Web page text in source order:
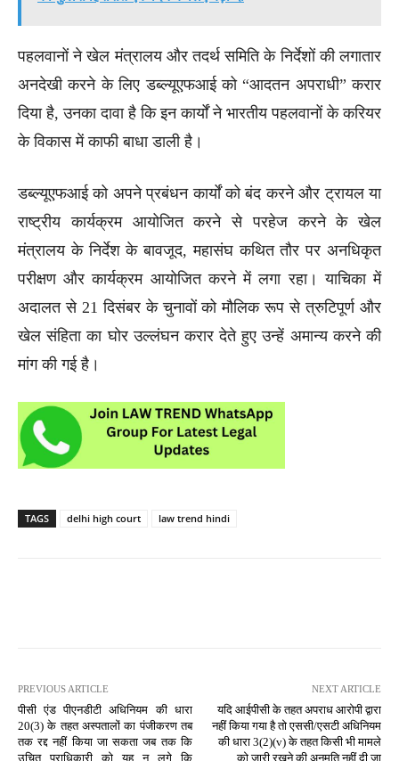
पहलवानों ने खेल मंत्रालय और तदर्थ समिति के निर्देशों की लगातार
अनदेखी करने के लिए डब्ल्यूएफआई को “आदतन अपराधी” करार
दिया है, उनका दावा है कि इन कार्यों ने भारतीय पहलवानों के करियर
के विकास में काफी बाधा डाली है।
डब्ल्यूएफआई को अपने प्रबंधन कार्यों को बंद करने और ट्रायल या
राष्ट्रीय कार्यक्रम आयोजित करने से परहेज करने के खेल
मंत्रालय के निर्देश के बावजूद, महासंघ कथित तौर पर अनधिकृत
परीक्षण और कार्यक्रम आयोजित करने में लगा रहा। याचिका में
अदालत से 21 दिसंबर के चुनावों को मौलिक रूप से त्रुटिपूर्ण और
खेल संहिता का घोर उल्लंघन करार देते हुए उन्हें अमान्य करने की
मांग की गई है।
TAGS delhi high court law trend hindi
PREVIOUS ARTICLE
पीसी एंड पीएनडीटी अधिनियम की धारा
20(3) के तहत अस्पतालों का पंजीकरण तब
तक रद्द नहीं किया जा सकता जब तक कि
उचित प्राधिकारी को यह न लगे कि
NEXT ARTICLE
यदि आईपीसी के तहत अपराध आरोपी द्वारा
नहीं किया गया है तो एससी/एसटी अधिनियम
की धारा 3(2)(v) के तहत किसी भी मामले
को जारी रखने की अनुमति नहीं दी जा